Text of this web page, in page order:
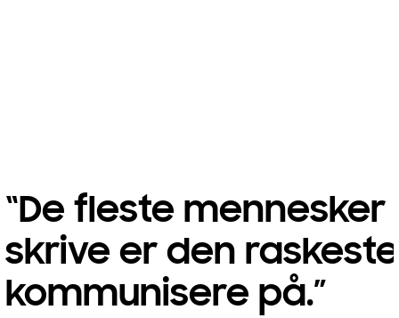
“De fleste
skrive er den
kommunisere på.”